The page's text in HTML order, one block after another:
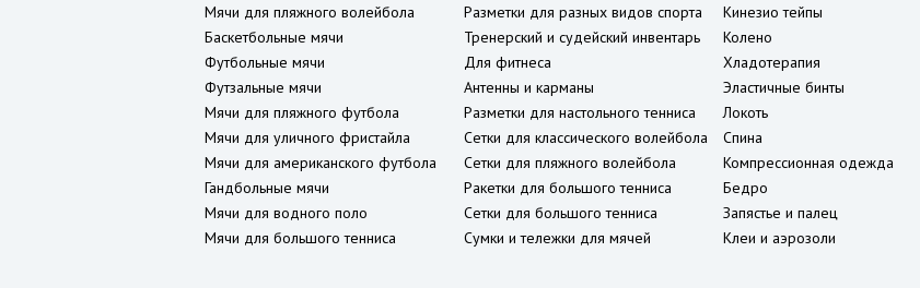
Мячи для пляжного волейбола
Баскетбольные мячи
Футбольные мячи
Футзальные мячи
Мячи для пляжного футбола
Мячи для уличного фристайла
Мячи для американского футбола
Гандбольные мячи
Мячи для водного поло
Мячи для большого тенниса
Разметки для разных видов спорта
Тренерский и судейский инвентарь
Для фитнеса
Антенны и карманы
Разметки для настольного тенниса
Сетки для классического волейбола
Сетки для пляжного волейбола
Ракетки для большого тенниса
Сетки для большого тенниса
Сумки и тележки для мячей
Кинезио тейпы
Колено
Хладотерапия
Эластичные бинты
Локоть
Спина
Компрессионная одежда
Бедро
Запястье и палец
Клеи и аэрозоли